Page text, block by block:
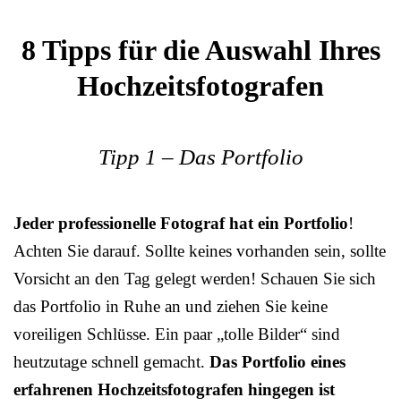
8 Tipps für die Auswahl Ihres
Hochzeitsfotografen
Tipp 1 – Das Portfolio
Jeder professionelle Fotograf hat ein Portfolio!
Achten Sie darauf. Sollte keines vorhanden sein, sollte
Vorsicht an den Tag gelegt werden! Schauen Sie sich
das Portfolio in Ruhe an und ziehen Sie keine
voreiligen Schlüsse. Ein paar „tolle Bilder“ sind
heutzutage schnell gemacht. Das Portfolio eines
erfahrenen Hochzeitsfotografen hingegen ist